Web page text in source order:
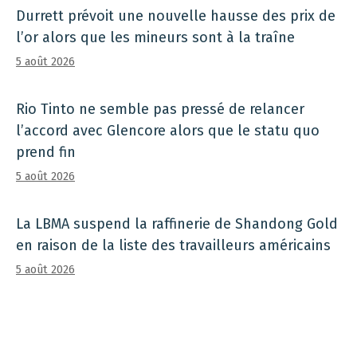
Durrett prévoit une nouvelle hausse des prix de
l’or alors que les mineurs sont à la traîne
5 août 2026
Rio Tinto ne semble pas pressé de relancer
l’accord avec Glencore alors que le statu quo
prend fin
5 août 2026
La LBMA suspend la raffinerie de Shandong Gold
en raison de la liste des travailleurs américains
5 août 2026